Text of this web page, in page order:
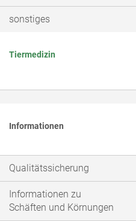
sonstiges
Tiermedizin
Informationen
Qualitätssicherung
Informationen zu
Schäften und Körnungen